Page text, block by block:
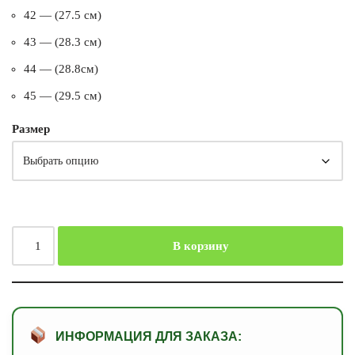
42 — (27.5 см)
43 — (28.3 см)
44 — (28.8см)
45 — (29.5 см)
Размер
В корзину
ИНФОРМАЦИЯ ДЛЯ ЗАКАЗА: